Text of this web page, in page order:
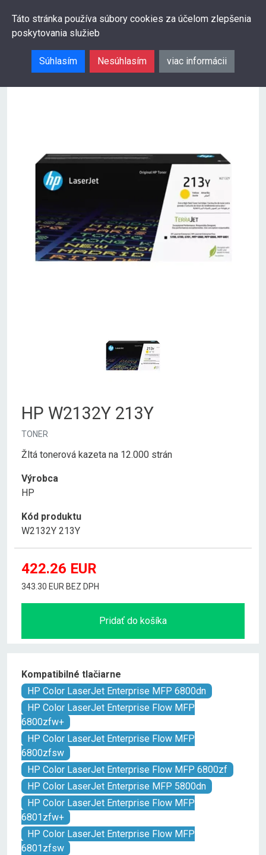
Táto stránka používa súbory cookies za účelom zlepšenia
poskytovania služieb
Súhlasím Nesúhlasím viac informácii
HP W2132Y 213Y
TONER
Žltá tonerová kazeta na 12.000 strán
Výrobca
HP
Kód produktu
W2132Y 213Y
422.26 EUR
343.30 EUR BEZ DPH
Pridať do košíka
Kompatibilné tlačiarne
HP Color LaserJet Enterprise MFP 6800dn
HP Color LaserJet Enterprise Flow MFP
6800zfw+
HP Color LaserJet Enterprise Flow MFP
6800zfsw
HP Color LaserJet Enterprise Flow MFP 6800zf
HP Color LaserJet Enterprise MFP 5800dn
HP Color LaserJet Enterprise Flow MFP
6801zfw+
HP Color LaserJet Enterprise Flow MFP
6801zfsw